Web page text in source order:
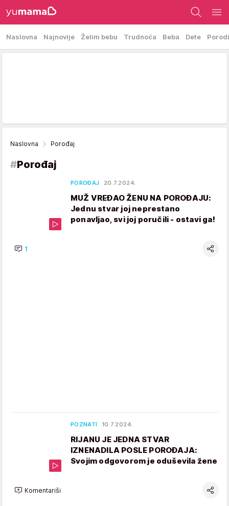
Naslovna Najnovije Želim bebu Trudnoća Beba Dete
Naslovna Porođaj
#Porođaj
POROĐAJ 20.7.2024.
MUŽ VREĐAO ŽENU NA POROĐAJU:
Jednu stvar joj neprestano
ponavljao, svi joj poručili - ostavi ga!
1
POZNATI 10.7.2024.
RIJANU JE JEDNA STVAR
IZNENADILA POSLE POROĐAJA:
Svojim odgovorom je oduševila žene
Komentariši